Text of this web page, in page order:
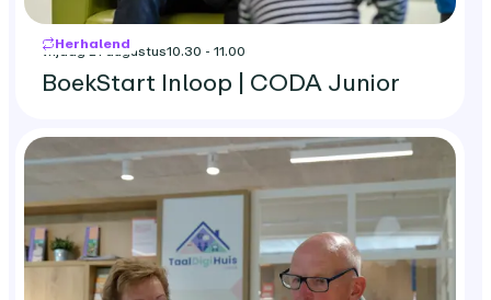
Herhalend
vrijdag 21 augustus10.30 - 11.00
BoekStart Inloop | CODA Junior